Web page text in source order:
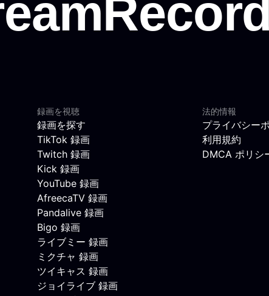
録画を視聴
録画を探す
TikTok 録画
Twitch 録画
Kick 録画
YouTube 録画
AfreecaTV 録画
Pandalive 録画
Bigo 録画
ライブミー 録画
ミクチャ 録画
ツイキャス 録画
ジョイライブ 録画
法的情報
プライバシー
利用規約
DMCA ポリシ